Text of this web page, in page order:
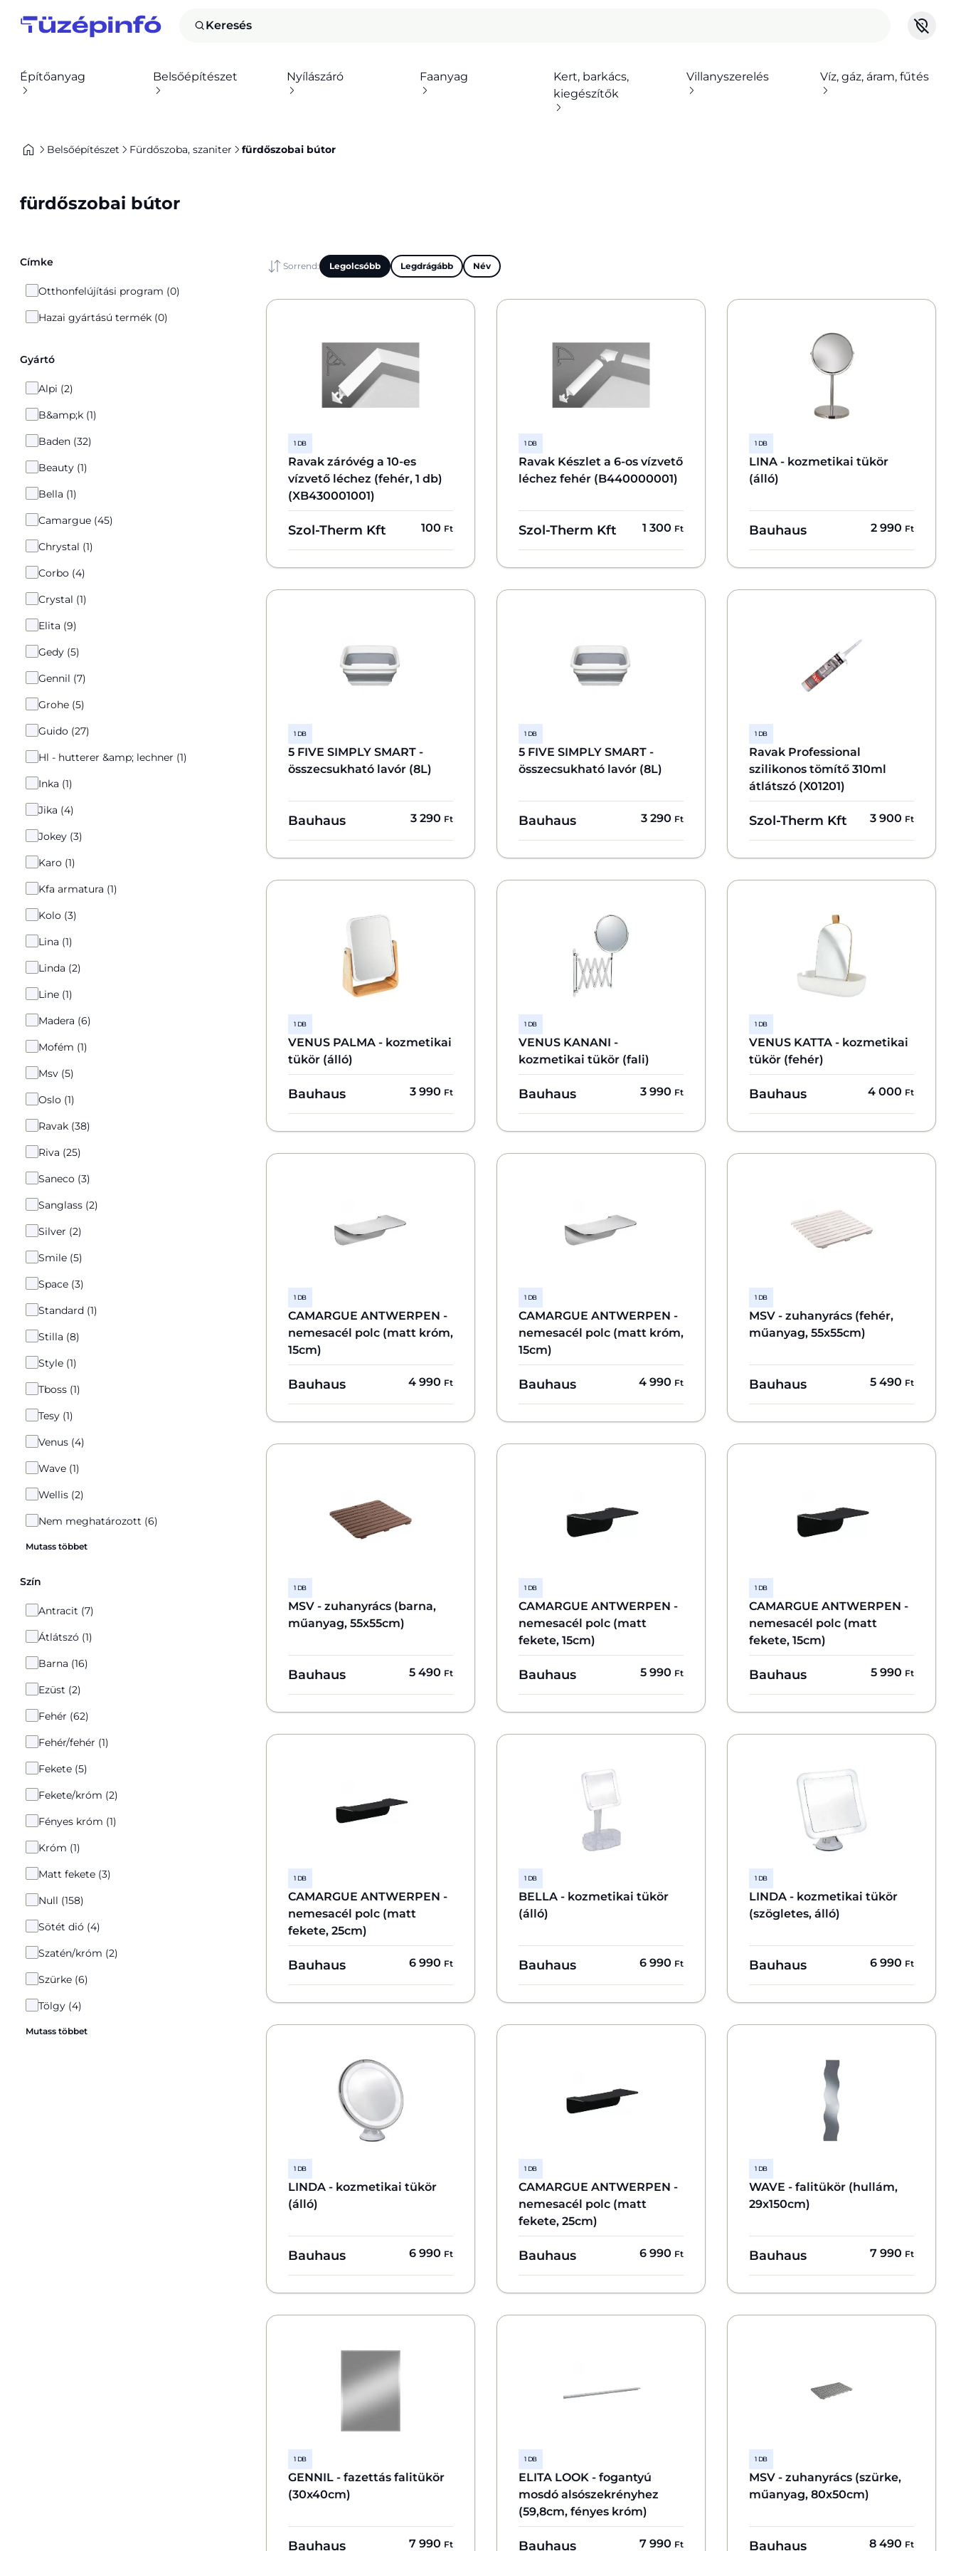
Keresés
Építőanyag Belsőépítészet Nyílászáró Faanyag
Kert, barkács,
kiegészítők
Villanyszerelés Víz, gáz, áram, fűtés
Belsőépítészet Fürdőszoba, szaniter fürdőszobai bútor
fürdőszobai bútor
Címke
Otthonfelújítási program (0)
Hazai gyártású termék (0)
Gyártó
Alpi (2)
B&amp;k (1)
Baden (32)
Beauty (1)
Bella (1)
Camargue (45)
Chrystal (1)
Corbo (4)
Crystal (1)
Elita (9)
Gedy (5)
Gennil (7)
Grohe (5)
Guido (27)
Hl - hutterer &amp; lechner (1)
Inka (1)
Jika (4)
Jokey (3)
Karo (1)
Kfa armatura (1)
Kolo (3)
Lina (1)
Linda (2)
Line (1)
Madera (6)
Mofém (1)
Msv (5)
Oslo (1)
Ravak (38)
Riva (25)
Saneco (3)
Sanglass (2)
Silver (2)
Smile (5)
Space (3)
Standard (1)
Stilla (8)
Style (1)
Tboss (1)
Tesy (1)
Venus (4)
Wave (1)
Wellis (2)
Nem meghatározott (6)
Mutass többet
Szín
Antracit (7)
Átlátszó (1)
Barna (16)
Ezüst (2)
Fehér (62)
Fehér/fehér (1)
Fekete (5)
Fekete/króm (2)
Fényes króm (1)
Króm (1)
Matt fekete (3)
Null (158)
Sötét dió (4)
Szatén/króm (2)
Szürke (6)
Tölgy (4)
Mutass többet
Sorrend: Legolcsóbb Legdrágább Név
1 DB
Ravak záróvég a 10-es
vízvető léchez (fehér, 1 db)
(XB430001001)
Szol-Therm Kft 100 Ft
1 DB
Ravak Készlet a 6-os vízvető
léchez fehér (B440000001)
Szol-Therm Kft 1 300 Ft
1 DB
LINA - kozmetikai tükör
(álló)
Bauhaus 2 990 Ft
1 DB
5 FIVE SIMPLY SMART -
összecsukható lavór (8L)
Bauhaus 3 290 Ft
1 DB
5 FIVE SIMPLY SMART -
összecsukható lavór (8L)
Bauhaus 3 290 Ft
1 DB
Ravak Professional
szilikonos tömítő 310ml
átlátszó (X01201)
Szol-Therm Kft 3 900 Ft
1 DB
VENUS PALMA - kozmetikai
tükör (álló)
Bauhaus 3 990 Ft
1 DB
VENUS KANANI -
kozmetikai tükör (fali)
Bauhaus 3 990 Ft
1 DB
VENUS KATTA - kozmetikai
tükör (fehér)
Bauhaus 4 000 Ft
1 DB
CAMARGUE ANTWERPEN -
nemesacél polc (matt króm,
15cm)
Bauhaus 4 990 Ft
1 DB
CAMARGUE ANTWERPEN -
nemesacél polc (matt króm,
15cm)
Bauhaus 4 990 Ft
1 DB
MSV - zuhanyrács (fehér,
műanyag, 55x55cm)
Bauhaus 5 490 Ft
1 DB
MSV - zuhanyrács (barna,
műanyag, 55x55cm)
Bauhaus 5 490 Ft
1 DB
CAMARGUE ANTWERPEN -
nemesacél polc (matt
fekete, 15cm)
Bauhaus 5 990 Ft
1 DB
CAMARGUE ANTWERPEN -
nemesacél polc (matt
fekete, 15cm)
Bauhaus 5 990 Ft
1 DB
CAMARGUE ANTWERPEN -
nemesacél polc (matt
fekete, 25cm)
Bauhaus 6 990 Ft
1 DB
BELLA - kozmetikai tükör
(álló)
Bauhaus 6 990 Ft
1 DB
LINDA - kozmetikai tükör
(szögletes, álló)
Bauhaus 6 990 Ft
1 DB
LINDA - kozmetikai tükör
(álló)
Bauhaus 6 990 Ft
1 DB
CAMARGUE ANTWERPEN -
nemesacél polc (matt
fekete, 25cm)
Bauhaus 6 990 Ft
1 DB
WAVE - falitükör (hullám,
29x150cm)
Bauhaus 7 990 Ft
1 DB
GENNIL - fazettás falitükör
(30x40cm)
Bauhaus 7 990 Ft
1 DB
ELITA LOOK - fogantyú
mosdó alsószekrényhez
(59,8cm, fényes króm)
Bauhaus 7 990 Ft
1 DB
MSV - zuhanyrács (szürke,
műanyag, 80x50cm)
Bauhaus 8 490 Ft